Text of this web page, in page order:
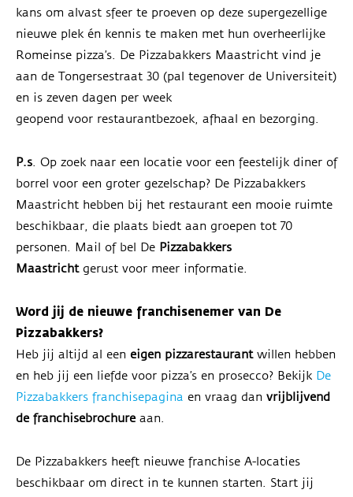
kans om alvast sfeer te proeven op deze supergezellige
nieuwe plek én kennis te maken met hun overheerlijke
Romeinse pizza’s. De Pizzabakkers Maastricht vind je
aan de Tongersestraat 30 (pal tegenover de Universiteit)
en is zeven dagen per week
geopend voor restaurantbezoek, afhaal en bezorging.
P.s. Op zoek naar een locatie voor een feestelijk diner of
borrel voor een groter gezelschap? De Pizzabakkers
Maastricht hebben bij het restaurant een mooie ruimte
beschikbaar, die plaats biedt aan groepen tot 70
personen. Mail of bel De Pizzabakkers
Maastrichtgerust voor meer informatie.
Word jij de nieuwe franchisenemer van De
Pizzabakkers?
Heb jij altijd al een eigen pizzarestaurant willen hebben
en heb jij een liefde voor pizza’s en prosecco? Bekijk De
Pizzabakkers franchisepagina en vraag dan vrijblijvend
de franchisebrochureaan.
De Pizzabakkers heeft nieuwe franchise A-locaties
beschikbaar om direct in te kunnen starten. Start jij